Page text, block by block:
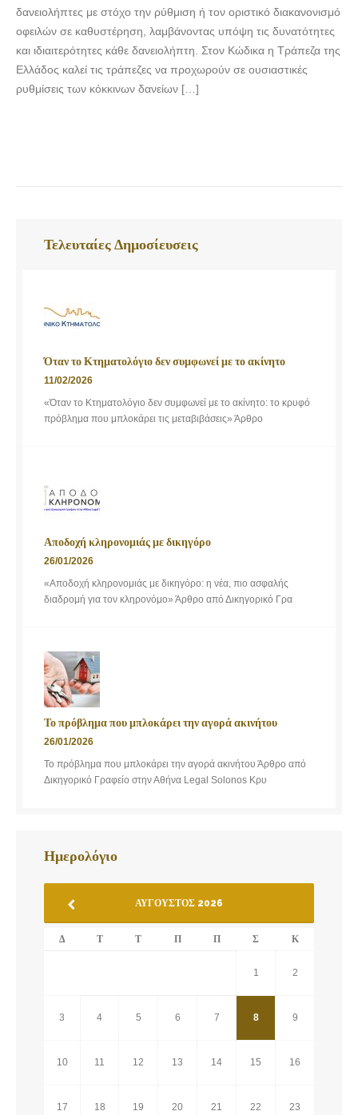
δανειολήπτες με στόχο την ρύθμιση ή τον οριστικό διακανονισμό
οφειλών σε καθυστέρηση, λαμβάνοντας υπόψη τις δυνατότητες
και ιδιαιτερότητες κάθε δανειολήπτη. Στον Κώδικα η Τράπεζα της
Ελλάδος καλεί τις τράπεζες να προχωρούν σε ουσιαστικές
ρυθμίσεις των κόκκινων δανείων […]
Τελευταίες Δημοσίευσεις
Όταν το Κτηματολόγιο δεν συμφωνεί με το ακίνητο
11/02/2026
«Όταν το Κτηματολόγιο δεν συμφωνεί με το ακίνητο: το κρυφό
πρόβλημα που μπλοκάρει τις μεταβιβάσεις» Άρθρο
Αποδοχή κληρονομιάς με δικηγόρο
26/01/2026
«Αποδοχή κληρονομιάς με δικηγόρο: η νέα, πιο ασφαλής
διαδρομή για τον κληρονόμο» Άρθρο από Δικηγορικό Γρα
Το πρόβλημα που μπλοκάρει την αγορά ακινήτου
26/01/2026
Το πρόβλημα που μπλοκάρει την αγορά ακινήτου Άρθρο από
Δικηγορικό Γραφείο στην Αθήνα Legal Solonos Κρυ
Ημερολόγιο
ΑΎΓΟΥΣΤΟΣ 2026
Δ Τ Τ Π Π Σ Κ
1 2
3 4 5 6 7 8 9
10 11 12 13 14 15 16
17 18 19 20 21 22 23